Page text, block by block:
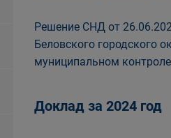
Решение СНД от
Беловского городского
муниципальном
Доклад за 2024 год